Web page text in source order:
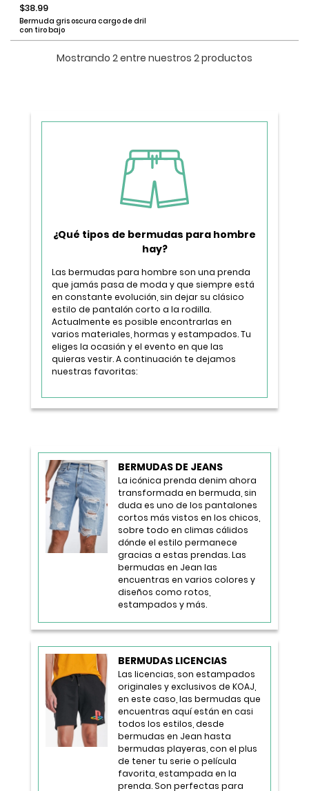
$38.99
Bermuda gris oscura cargo de dril
con tiro bajo
Mostrando 2 entre nuestros 2 productos
¿Qué tipos de bermudas para hombre
hay?
Las bermudas para hombre son una prenda
que jamás pasa de moda y que siempre está
en constante evolución, sin dejar su clásico
estilo de pantalón corto a la rodilla.
Actualmente es posible encontrarlas en
varios materiales, hormas y estampados. Tu
eliges la ocasión y el evento en que las
quieras vestir. A continuación te dejamos
nuestras favoritas:
BERMUDAS DE JEANS
La icónica prenda denim ahora
transformada en bermuda, sin
duda es uno de los pantalones
cortos más vistos en los chicos,
sobre todo en climas cálidos
dónde el estilo permanece
gracias a estas prendas. Las
bermudas en Jean las
encuentras en varios colores y
diseños como rotos,
estampados y más.
BERMUDAS LICENCIAS
Las licencias, son estampados
originales y exclusivos de KOAJ,
en este caso, las bermudas que
encuentras aquí están en casi
todos los estilos, desde
bermudas en Jean hasta
bermudas playeras, con el plus
de tener tu serie o película
favorita, estampada en la
prenda. Son perfectas para